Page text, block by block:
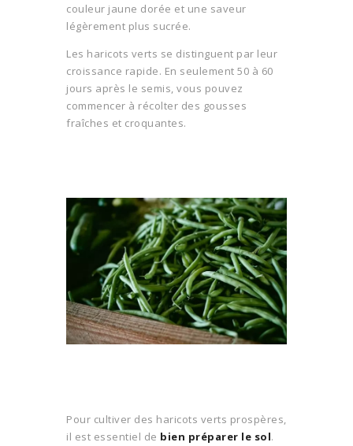
couleur jaune dorée et une saveur
légèrement plus sucrée.
Les haricots verts se distinguent par leur
croissance rapide. En seulement 50 à 60
jours après le semis, vous pouvez
commencer à récolter des gousses
fraîches et croquantes.
Pour cultiver des haricots verts prospères,
il est essentiel de bien préparer le sol.